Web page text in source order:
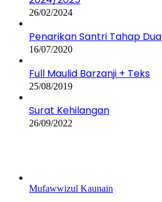
26/02/2024
Penarikan Santri Tahap Dua
16/07/2020
Full Maulid Barzanji + Teks
25/08/2019
Surat Kehilangan
26/09/2022
Mufawwizul Kaunain